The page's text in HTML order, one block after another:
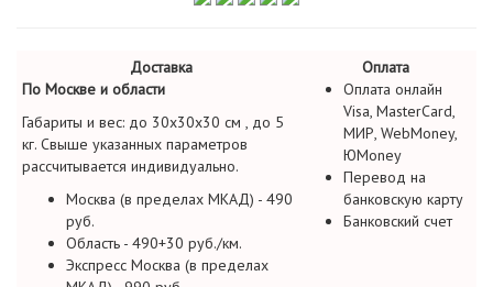
Доставка
Оплата
По Москве и области
Габариты и вес: до 30х30х30 см , до 5
кг. Свыше указанных параметров
рассчитывается индивидуально.
Москва (в пределах МКАД) - 490
руб.
Область - 490+30 руб./км.
Экспресс Москва (в пределах
Оплата онлайн
Visa, MasterCard,
МИР, WebMoney,
ЮMoney
Перевод на
банковскую карту
Банковский счет